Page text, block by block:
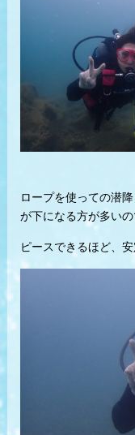
ロープを使っての潜
が下になる方が多い
ピースできるほど、